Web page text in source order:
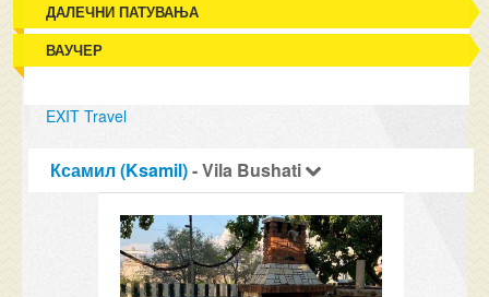
ДАЛЕЧНИ ПАТУВАЊА
ВАУЧЕР
EXIT Travel
Ксамил (Ksamil)- Vila Bushati